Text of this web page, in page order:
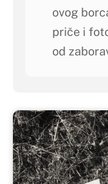
ovog
priče i
od